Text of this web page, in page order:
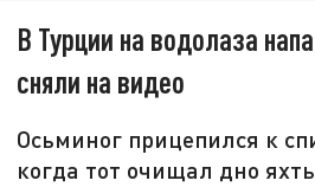
В Турции на водолаза
сняли на видео
Осьминог прицепился к
когда тот очищал дно